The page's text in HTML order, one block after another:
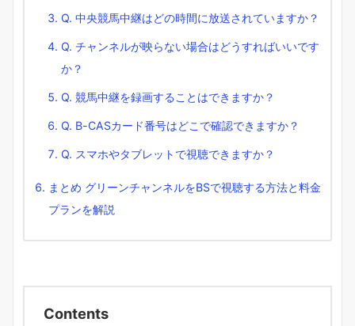
Q. 中央競馬中継はどの時間に放送されていますか？
Q. チャンネルが映らない場合はどうすればいいです
か？
Q. 競馬中継を録画することはできますか？
Q. B-CASカード番号はどこで確認できますか？
Q. スマホやタブレットで視聴できますか？
まとめ グリーンチャンネルをBSで視聴する方法と料金
プランを解説
Contents